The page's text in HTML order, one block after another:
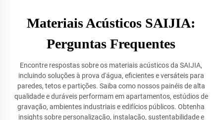
Materiais Acústicos SAIJIA:
Perguntas Frequentes
Encontre respostas sobre os materiais acústicos da SAIJIA,
incluindo soluções à prova d'água, eficientes e versáteis para
paredes, tetos e partições. Saiba como nossos painéis de alta
qualidade e duráveis performam em apartamentos, estúdios de
gravação, ambientes industriais e edifícios públicos. Obtenha
insights sobre personalização, instalação, sustentabilidade e